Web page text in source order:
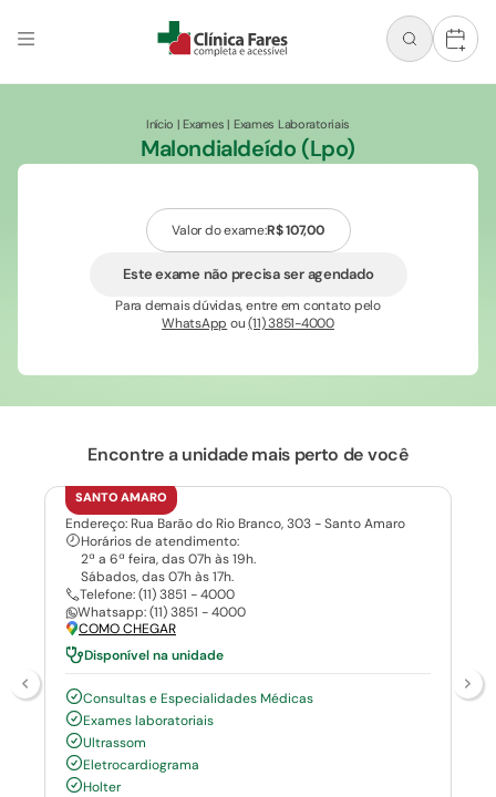
+
Início |Exames | Exames Laboratoriais
Malondialdeído (Lpo)
Valor do exame:R$ 107,00
Este exame não precisa ser agendado
Para demais dúvidas, entre em contato pelo
WhatsApp ou(11) 3851-4000
Encontre a unidade mais perto de você
SANTO AMARO
Endereço: Rua Barão do Rio Branco, 303 - Santo Amaro
Horários de atendimento:
2ª a 6ª feira, das 07h às 19h.
Sábados, das 07h às 17h.
Telefone: (11) 3851 - 4000
Whatsapp: (11) 3851 - 4000
COMO CHEGAR
Disponível na unidade
Consultas e Especialidades Médicas
Exames laboratoriais
Ultrassom
Eletrocardiograma
Holter